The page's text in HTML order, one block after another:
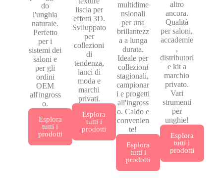
do
l'unghia
naturale.
Perfetto
per i
sistemi dei
saloni e
per gli
ordini
OEM
all'ingross
o.
Esplora
tutti i
prodotti
liscia per
effetti 3D.
Sviluppato
per
collezioni
di
tendenza,
lanci di
moda e
marchi
privati.
Esplora
tutti i
prodotti
multidime
nsionali
per una
brillantezz
a a lunga
durata.
Ideale per
collezioni
stagionali,
campionar
i e progetti
all'ingross
o. Caldo e
convenien
te!
Esplora
tutti i
prodotti
altro
ancora.
Qualità
per saloni,
accademie
,
distributori
e kit a
marchio
privato.
Vari
strumenti
per
unghie!
Esplora
tutti i
prodotti